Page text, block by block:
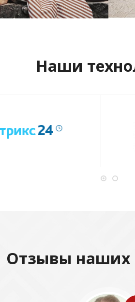
проект
Наши
Отзывы наших